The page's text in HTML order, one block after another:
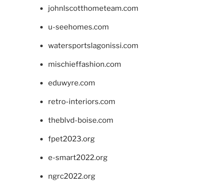
johnlscotthometeam.com
u-seehomes.com
watersportslagonissi.com
mischieffashion.com
eduwyre.com
retro-interiors.com
theblvd-boise.com
fpet2023.org
e-smart2022.org
ngrc2022.org